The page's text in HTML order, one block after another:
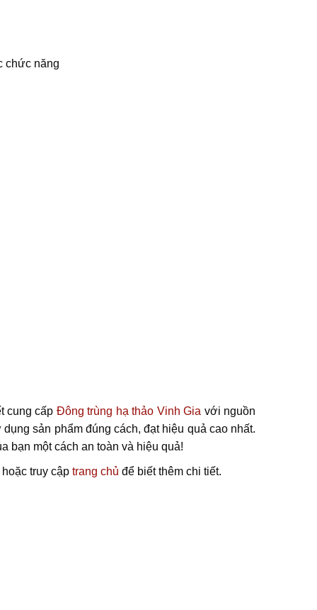
chức năng
cung cấp Đông trùng hạ thảo Vinh Gia với nguồn
sản phẩm đúng cách, đạt hiệu quả cao nhất.
bạn một cách an toàn và hiệu quả!
hoặc truy cập trang chủ để biết thêm chi tiết.